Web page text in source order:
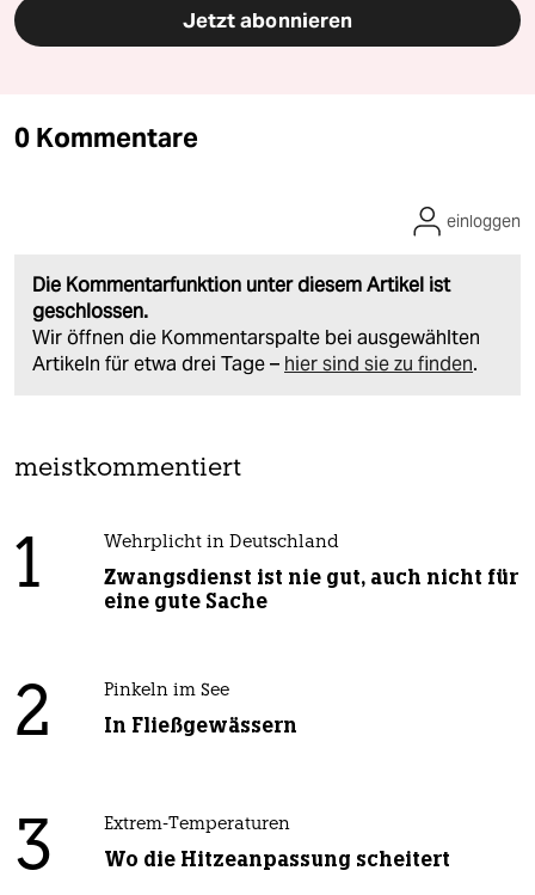
Jetzt abonnieren
0 Kommentare
Die Kommentarfunktion unter diesem Artikel ist
geschlossen.
Wir öffnen die Kommentarspalte bei ausgewählten
Artikeln für etwa drei Tage – hier sind sie zu finden.
einloggen
meistkommentiert
1 Wehrplicht in Deutschland
Zwangsdienst ist nie gut, auch nicht für
eine gute Sache
2 Pinkeln im See
In Fließgewässern
3 Extrem-Temperaturen
Wo die Hitzeanpassung scheitert